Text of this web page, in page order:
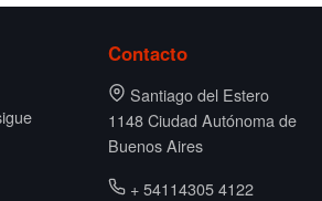
Contacto
Santiago del Estero
1148 Ciudad Autónoma de
Buenos Aires
+ 54114305 4122